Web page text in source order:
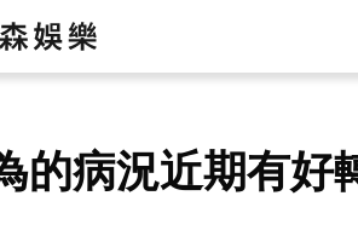
的病況近期有好